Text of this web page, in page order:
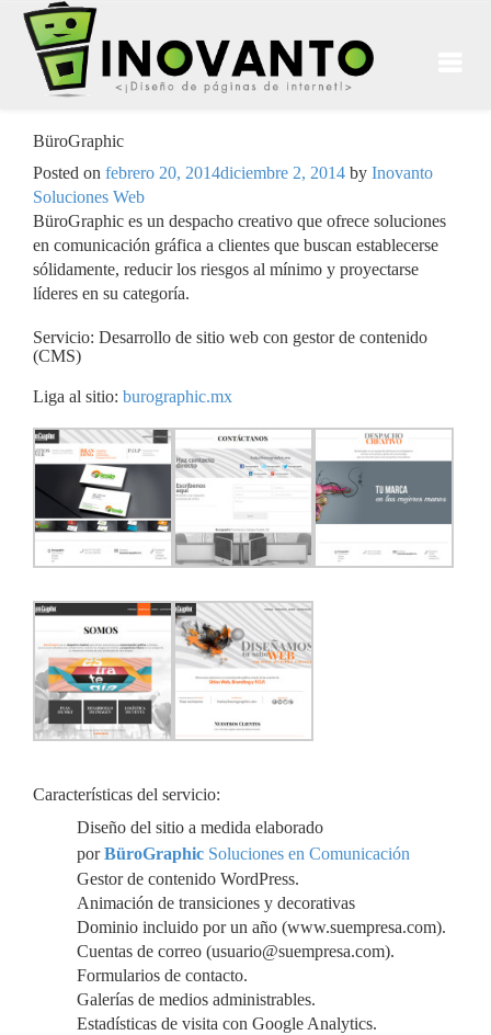
BüroGraphic
Posted on febrero 20, 2014diciembre 2, 2014 by Inovanto
Soluciones Web
BüroGraphic es un despacho creativo que ofrece soluciones
en comunicación gráfica a clientes que buscan establecerse
sólidamente, reducir los riesgos al mínimo y proyectarse
líderes en su categoría.
Servicio: Desarrollo de sitio web con gestor de contenido
(CMS)
Liga al sitio: burographic.mx
Características del servicio:
Diseño del sitio a medida elaborado
por BüroGraphic Soluciones en Comunicación
Gestor de contenido WordPress.
Animación de transiciones y decorativas
Dominio incluido por un año (www.suempresa.com).
Cuentas de correo (usuario@suempresa.com).
Formularios de contacto.
Galerías de medios administrables.
Estadísticas de visita con Google Analytics.